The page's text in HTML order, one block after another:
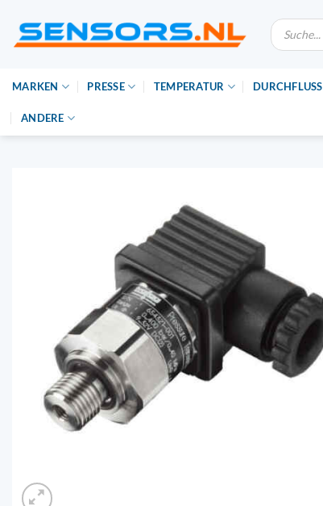
Inhalt
springen
Suche
nach
Produkten
MARKEN PRESSE TEMPERATUR DURCHFLUSS
ANDERE